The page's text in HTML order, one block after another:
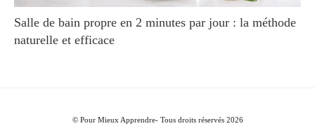
Salle de bain propre en 2 minutes par jour : la méthode
naturelle et efficace
© Pour Mieux Apprendre- Tous droits réservés 2026